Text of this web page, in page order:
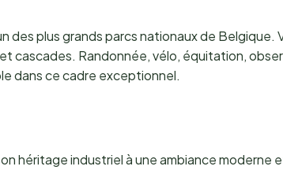
des plus grands parcs nationaux de Belgique.
cascades. Randonnée, vélo, équitation,
dans ce cadre exceptionnel.
héritage industriel à une ambiance moderne